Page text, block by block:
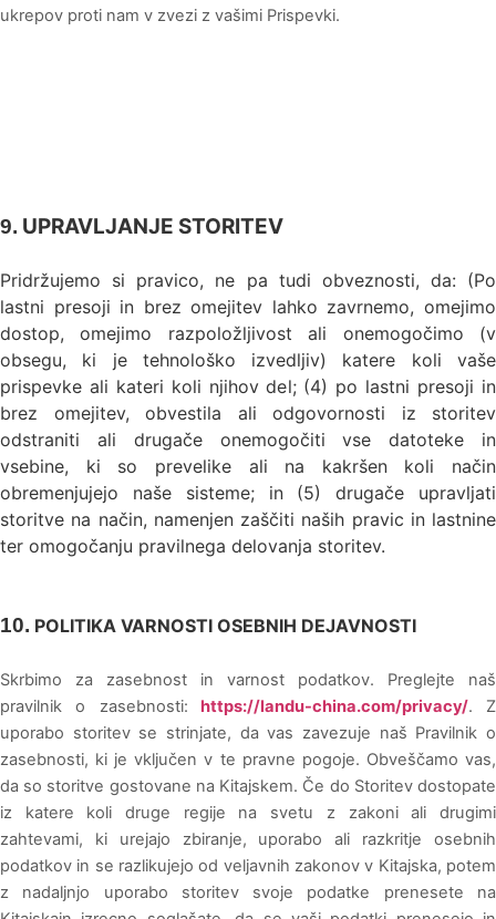
ukrepov proti nam v zvezi z vašimi Prispevki.
9. UPRAVLJANJE STORITEV
Pridržujemo si pravico, ne pa tudi obveznosti, da: (Po
lastni presoji in brez omejitev lahko zavrnemo, omejimo
dostop, omejimo razpoložljivost ali onemogočimo (v
obsegu, ki je tehnološko izvedljiv) katere koli vaše
prispevke ali kateri koli njihov del; (4) po lastni presoji in
brez omejitev, obvestila ali odgovornosti iz storitev
odstraniti ali drugače onemogočiti vse datoteke in
vsebine, ki so prevelike ali na kakršen koli način
obremenjujejo naše sisteme; in (5) drugače upravljati
storitve na način, namenjen zaščiti naših pravic in lastnine
ter omogočanju pravilnega delovanja storitev.
10. POLITIKA VARNOSTI OSEBNIH DEJAVNOSTI
Skrbimo za zasebnost in varnost podatkov. Preglejte naš
pravilnik o zasebnosti:
https://landu-china.com/privacy/. Z
uporabo storitev se strinjate, da vas zavezuje naš Pravilnik o
zasebnosti, ki je vključen v te pravne pogoje. Obveščamo vas,
da so storitve gostovane na Kitajskem. Če do Storitev dostopate
iz katere koli druge regije na svetu z zakoni ali drugimi
zahtevami, ki urejajo zbiranje, uporabo ali razkritje osebnih
podatkov in se razlikujejo od veljavnih zakonov v Kitajska, potem
z nadaljnjo uporabo storitev svoje podatke prenesete na